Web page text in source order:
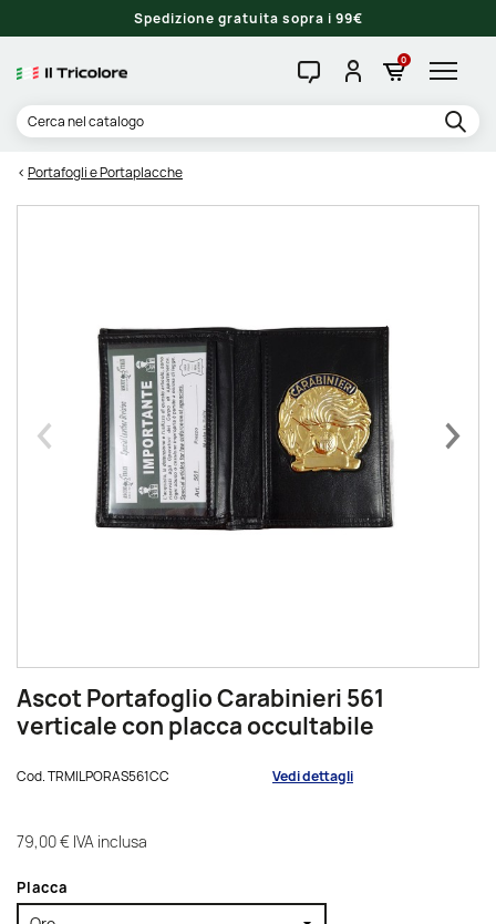
Spedizione gratuita sopra i 99€
0
Portafogli e Portaplacche
Precedente
Ascot Portafoglio Carabinieri 561
verticale con placca occultabile
Cod.TRMILPORAS561CC Vedi dettagli
79,00 € IVA inclusa
Placca